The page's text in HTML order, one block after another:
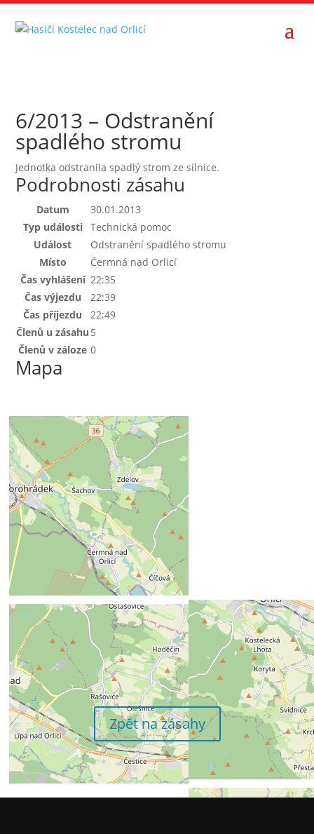
6/2013 – Odstranění
spadlého stromu
Jednotka odstranila spadlý strom ze silnice.
Podrobnosti zásahu
Datum
30.01.2013
Typ události
Technická pomoc
Událost
Odstranění spadlého stromu
Místo
Čermná nad Orlicí
Čas vyhlášení 22:35
Čas výjezdu
22:39
Čas příjezdu
22:49
Členů u zásahu 5
Členů v záloze 0
Mapa
Zpět na zásahy